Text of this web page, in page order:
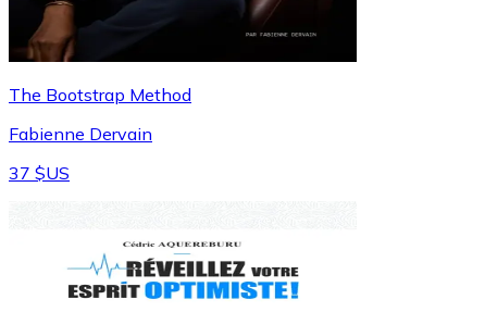
The Bootstrap Method
Fabienne Dervain
37 $US